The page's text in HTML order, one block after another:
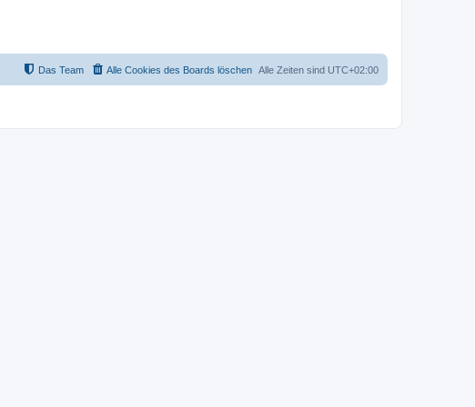
Alle Zeiten sind UTC+02:00
Alle Cookies des Boards löschen
Das Team